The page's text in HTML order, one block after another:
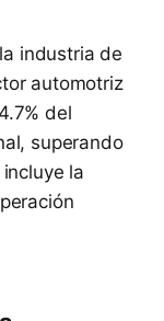
industria de
automotriz
del
superando
la